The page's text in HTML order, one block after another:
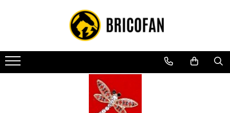
Toate Produsele
Vehicule electrice
Atv